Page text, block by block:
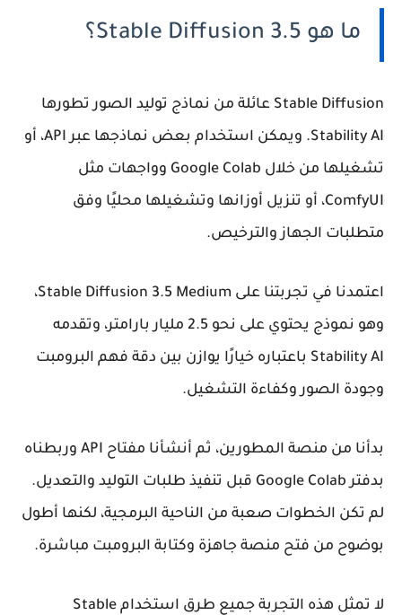
ما هو Stable Diffusion 3.5؟
Stable Diffusion عائلة من نماذج توليد الصور تطورها
Stability AI. ويمكن استخدام بعض نماذجها عبر API، أو
تشغيلها من خلال Google Colab وواجهات مثل
ComfyUI، أو تنزيل أوزانها وتشغيلها محليًا وفق
متطلبات الجهاز والترخيص.
اعتمدنا في تجربتنا على Stable Diffusion 3.5 Medium،
وهو نموذج يحتوي على نحو 2.5 مليار بارامتر، وتقدمه
Stability AI باعتباره خيارًا يوازن بين دقة فهم البرومبت
وجودة الصور وكفاءة التشغيل.
بدأنا من منصة المطورين، ثم أنشأنا مفتاح API وربطناه
بدفتر Google Colab قبل تنفيذ طلبات التوليد والتعديل.
لم تكن الخطوات صعبة من الناحية البرمجية، لكنها أطول
بوضوح من فتح منصة جاهزة وكتابة البرومبت مباشرة.
لا تمثل هذه التجربة جميع طرق استخدام Stable